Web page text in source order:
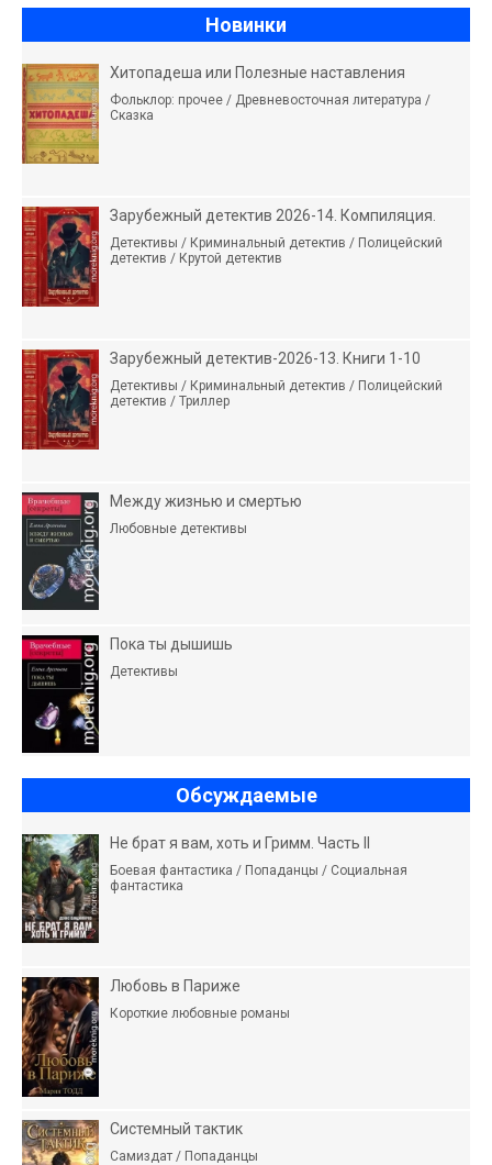
Новинки
Хитопадеша или Полезные наставления
Фольклор: прочее / Древневосточная литература /
Сказка
Зарубежный детектив 2026-14. Компиляция.
Детективы / Криминальный детектив / Полицейский
детектив / Крутой детектив
Зарубежный детектив-2026-13. Книги 1-10
Детективы / Криминальный детектив / Полицейский
детектив / Триллер
Между жизнью и смертью
Любовные детективы
Пока ты дышишь
Детективы
Обсуждаемые
Не брат я вам, хоть и Гримм. Часть II
Боевая фантастика / Попаданцы / Социальная
фантастика
Любовь в Париже
Короткие любовные романы
Системный тактик
Самиздат / Попаданцы